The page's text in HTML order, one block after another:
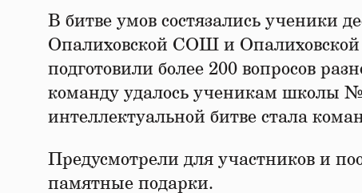
В битве умов состязались ученики
Опалиховской СОШ и Опалиховской
подготовили более 200 вопросов
команду удалось ученикам школы
интеллектуальной битве стала
Предусмотрели для участников и
памятные подарки.